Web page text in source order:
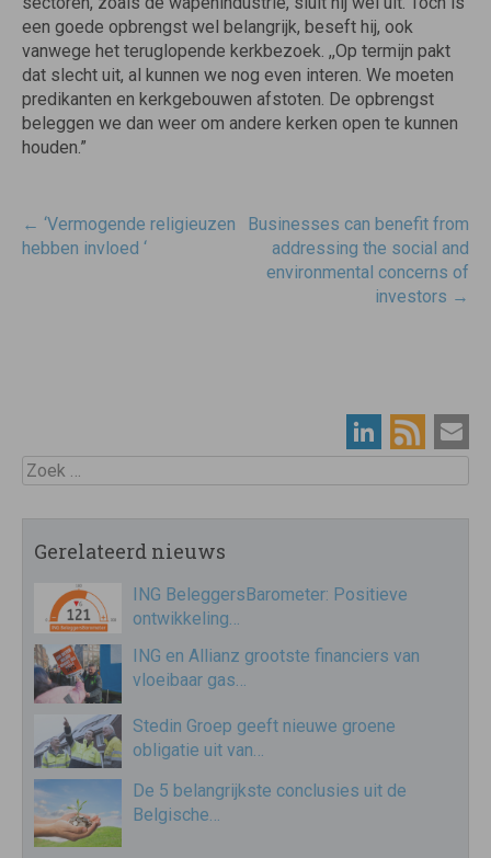
een goede opbrengst wel belangrijk, beseft hij, ook
vanwege het teruglopende kerkbezoek. ,,Op termijn pakt
dat slecht uit, al kunnen we nog even interen. We moeten
predikanten en kerkgebouwen afstoten. De opbrengst
beleggen we dan weer om andere kerken open te kunnen
houden.”
Post
navigatie
← ‘Vermogende religieuzen
hebben invloed ‘
Businesses can benefit from
addressing the social and
environmental concerns of
investors →
Zoek
Gerelateerd nieuws
ING BeleggersBarometer: Positieve
ontwikkeling…
ING en Allianz grootste financiers van
vloeibaar gas…
Stedin Groep geeft nieuwe groene
obligatie uit van…
De 5 belangrijkste conclusies uit de
Belgische…